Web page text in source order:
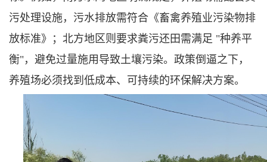
污处理设施，污水排放需符合《畜禽养殖业污染物排
放标准》；北方地区则要求粪污还田需满足 "种养平
衡"，避免过量施用导致土壤污染。政策倒逼之下，
养殖场必须找到低成本、可持续的环保解决方案。